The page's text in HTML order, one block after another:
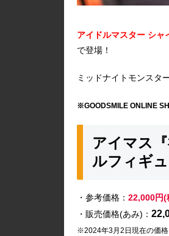
アイドルマスター シャ
で登場！
ミッドナイトモンスタ
※GOODSMILE ONLINE
アイマス
ルフィギ
・参考価格： 22,000円(
・販売価格(あみ)：
※2024年3月2日現在の価